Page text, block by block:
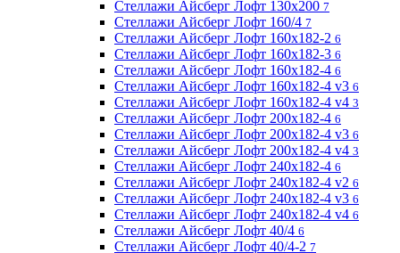
Стеллажи Айсберг Лофт 130х200 7
Стеллажи Айсберг Лофт 160/4 7
Стеллажи Айсберг Лофт 160х182-2 6
Стеллажи Айсберг Лофт 160х182-3 6
Стеллажи Айсберг Лофт 160х182-4 6
Стеллажи Айсберг Лофт 160х182-4 v3 6
Стеллажи Айсберг Лофт 160х182-4 v4 3
Стеллажи Айсберг Лофт 200х182-4 6
Стеллажи Айсберг Лофт 200х182-4 v3 6
Стеллажи Айсберг Лофт 200х182-4 v4 3
Стеллажи Айсберг Лофт 240х182-4 6
Стеллажи Айсберг Лофт 240х182-4 v2 6
Стеллажи Айсберг Лофт 240х182-4 v3 6
Стеллажи Айсберг Лофт 240х182-4 v4 6
Стеллажи Айсберг Лофт 40/4 6
Стеллажи Айсберг Лофт 40/4-2 7